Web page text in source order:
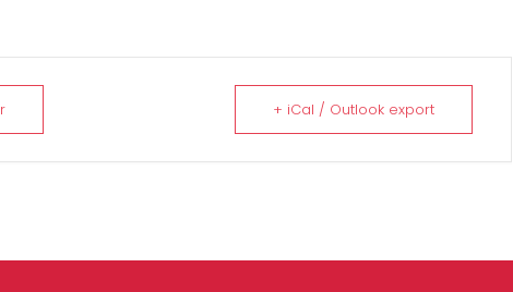
+ iCal / Outlook export